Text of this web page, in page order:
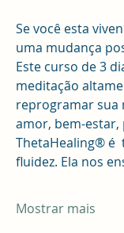
Se você esta
uma mudança
Este curso de 3
meditação
reprogramar sua
amor, bem-estar,
ThetaHealing® é
fluidez. Ela nos
Mostrar mais